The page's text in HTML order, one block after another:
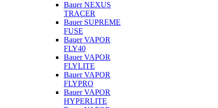
Bauer NEXUS
TRACER
Bauer SUPREME
FUSE
Bauer VAPOR
FLY40
Bauer VAPOR
FLYLITE
Bauer VAPOR
FLYPRO
Bauer VAPOR
HYPERLITE